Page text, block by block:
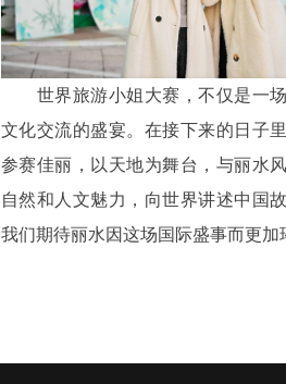
世界旅游小姐大赛，不仅是一场
文化交流的盛宴。在接下来的日子
参赛佳丽，以天地为舞台，与丽水
自然和人文魅力，向世界讲述中国
我们期待丽水因这场国际盛事而更加